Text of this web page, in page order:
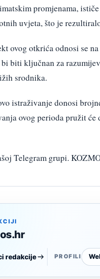
promjenama,
uvjeta, što je
ovog otkrića odnosi se
biti ključnan za
srodnika.
istraživanje donosi
ovog perioda pružit
Telegram grupi.
redakcije PROFILI